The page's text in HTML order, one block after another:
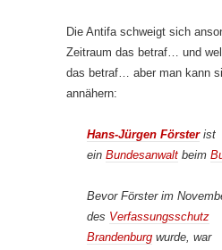
Die Antifa schweigt sich
Zeitraum das betraf… und
das betraf… aber man kann
annähern:
Hans-Jürgen Försterist
ein Bundesanwalt beim
Bevor Förster im
des Verfassungsschutz
Brandenburg wurde, war